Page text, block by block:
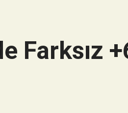
Farksız